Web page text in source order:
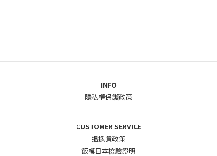
INFO
隱私權保護政策
CUSTOMER SERVICE
退換貨政策
飯模日本檢驗證明